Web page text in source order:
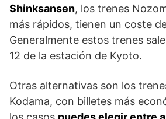
Shinksansen, los trenes
más rápidos, tienen un coste
Generalmente estos trenes
12 de la estación de Kyoto.
Otras alternativas son los
Kodama, con billetes más